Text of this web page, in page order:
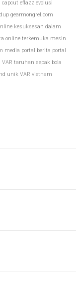
capcut eflazz evolusi
gearmongrel.com
kesuksesan dalam
online terkemuka mesin
media portal berita portal
taruhan sepak bola
unik VAR vietnam